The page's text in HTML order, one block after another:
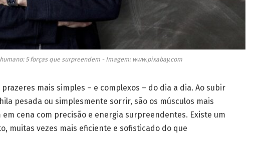
5 forças que surpreendem - Imagem: www.pixabay.com
mais simples – e complexos – do dia a dia. Ao subir
pesada ou simplesmente sorrir, são os músculos mais
cena com precisão e energia surpreendentes. Existe um
muitas vezes mais eficiente e sofisticado do que